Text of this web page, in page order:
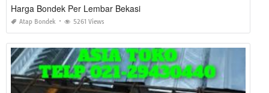
Harga Bondek Per Lembar Bekasi
Atap Bondek 5261 Views